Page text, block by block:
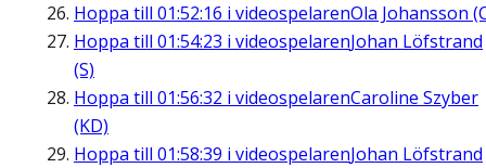
Hoppa till 01:52:16 i videospelarenOla Johansson
Hoppa till 01:54:23 i videospelarenJohan Löfstrand
(S)
Hoppa till 01:56:32 i videospelarenCaroline Szyber
(KD)
Hoppa till 01:58:39 i videospelarenJohan Löfstrand